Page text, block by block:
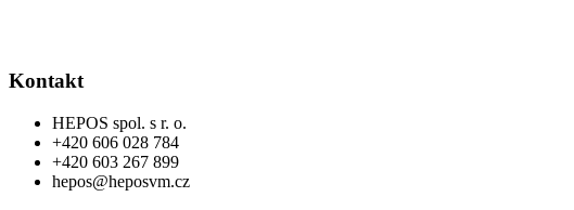
Kontakt
HEPOS spol. s r. o.
+420 606 028 784
+420 603 267 899
hepos@heposvm.cz